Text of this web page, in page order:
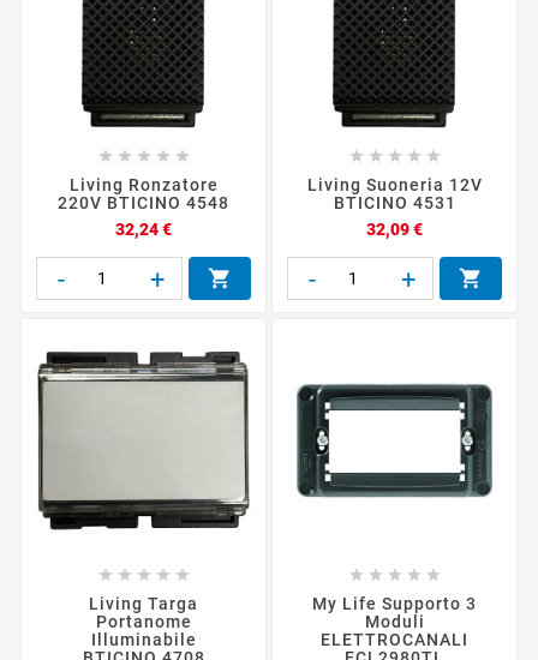
    
Living Ronzatore
220V BTICINO 4548
32,24 €Prezzo
- + 
    
Living Suoneria 12V
BTICINO 4531
32,09 €Prezzo
- + 
    
Living Targa
Portanome
Illuminabile
    
My Life Supporto 3
Moduli
ELETTROCANALI